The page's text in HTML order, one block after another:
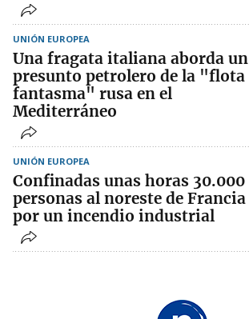
UNIÓN EUROPEA
Una fragata italiana aborda un
presunto petrolero de la "flota
fantasma" rusa en el
Mediterráneo
UNIÓN EUROPEA
Confinadas unas horas 30.000
personas al noreste de Francia
por un incendio industrial